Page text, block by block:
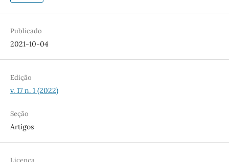
Publicado
2021-10-04
Edição
v. 17 n. 1 (2022)
Seção
Artigos
Licença